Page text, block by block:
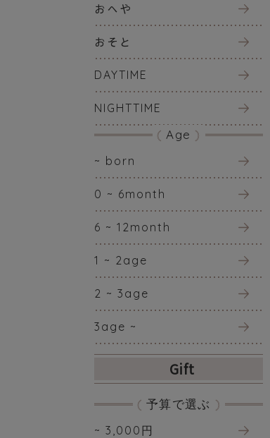
おへや
おそと
DAYTIME
NIGHTTIME
Age
~ born
0 ~ 6month
6 ~ 12month
1 ~ 2age
2 ~ 3age
3age ~
Gift
予算で選ぶ
~ 3,000円